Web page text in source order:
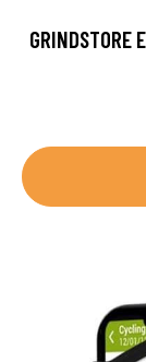
GRINDSTORE